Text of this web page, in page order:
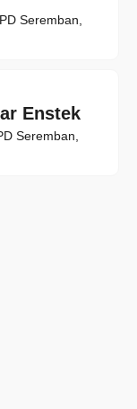
Seremban,
Enstek
Seremban,